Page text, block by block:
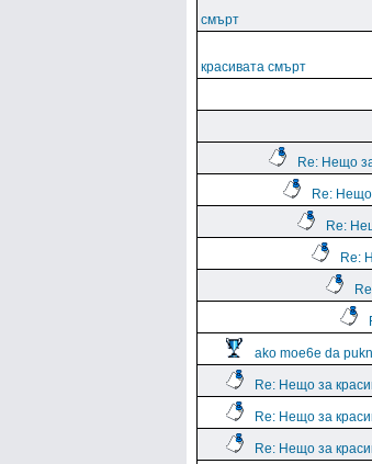
смърт
красивата смърт
Re: Нещо
Re: Нещо
Re:
Re:
ako moe6e da
Re: Нещо за
Re: Нещо за
Re: Нещо за